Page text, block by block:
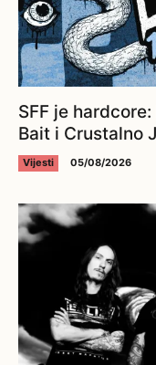
SFF je
Bait i Crustalno
Vijesti 05/08/2026